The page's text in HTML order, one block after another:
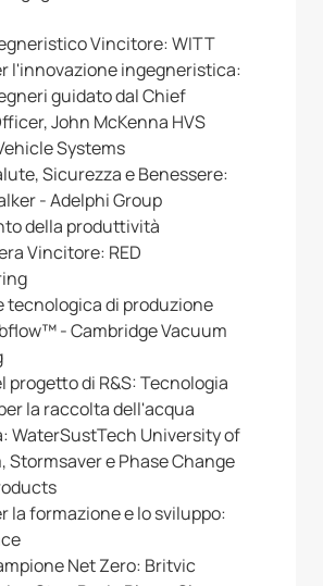
Vincitore: WITT
l'innovazione ingegneristica:
guidato dal Chief
John McKenna HVS
Systems
Sicurezza e Benessere:
- Adelphi Group
della produttività
Vincitore: RED
tecnologica di produzione
- Cambridge Vacuum
progetto di R&S: Tecnologia
la raccolta dell'acqua
WaterSustTech University of
Stormsaver e Phase Change
la formazione e lo sviluppo:
Net Zero: Britvic